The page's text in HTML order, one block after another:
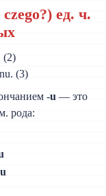
ед. ч.
(2)
(3)
-u — это
рода:
u